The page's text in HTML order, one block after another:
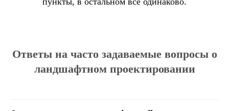
Ответы на часто задаваемые вопросы о
ландшафтном проектировании